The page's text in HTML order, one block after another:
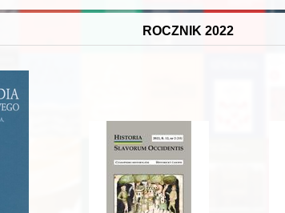
ROCZNIK 2022